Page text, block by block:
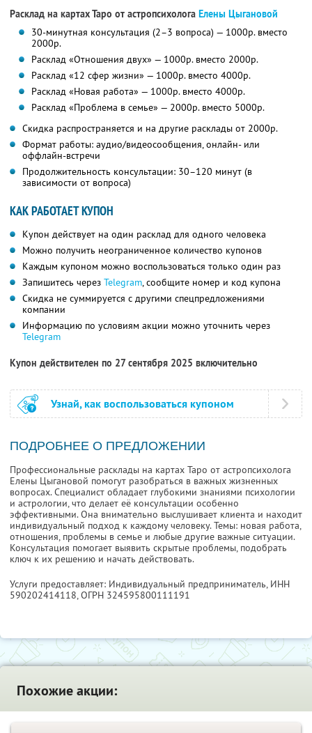
Расклад на картах Таро от астропсихолога Елены Цыгановой
30-минутная консультация (2–3 вопроса) — 1000р. вместо
2000р.
Расклад «Отношения двух» — 1000р. вместо 2000р.
Расклад «12 сфер жизни» — 1000р. вместо 4000р.
Расклад «Новая работа» — 1000р. вместо 4000р.
Расклад «Проблема в семье» — 2000р. вместо 5000р.
Скидка распространяется и на другие расклады от 2000р.
Формат работы: аудио/видеосообщения, онлайн- или
оффлайн-встречи
Продолжительность консультации: 30–120 минут (в
зависимости от вопроса)
КАК РАБОТАЕТ КУПОН
Купон действует на один расклад для одного человека
Можно получить неограниченное количество купонов
Каждым купоном можно воспользоваться только один раз
Запишитесь через Telegram, сообщите номер и код купона
Скидка не суммируется с другими спецпредложениями
компании
Информацию по условиям акции можно уточнить через
Telegram
Купон действителен по 27 сентября 2025 включительно
Узнай, как воспользоваться купоном
ПОДРОБНЕЕ О ПРЕДЛОЖЕНИИ
Профессиональные расклады на картах Таро от астропсихолога
Елены Цыгановой помогут разобраться в важных жизненных
вопросах. Специалист обладает глубокими знаниями психологии
и астрологии, что делает её консультации особенно
эффективными. Она внимательно выслушивает клиента и находит
индивидуальный подход к каждому человеку. Темы: новая работа,
отношения, проблемы в семье и любые другие важные ситуации.
Консультация помогает выявить скрытые проблемы, подобрать
ключ к их решению и начать действовать.
Услуги предоставляет: Индивидуальный предприниматель, ИНН
590202414118, ОГРН 324595800111191
Похожие акции: